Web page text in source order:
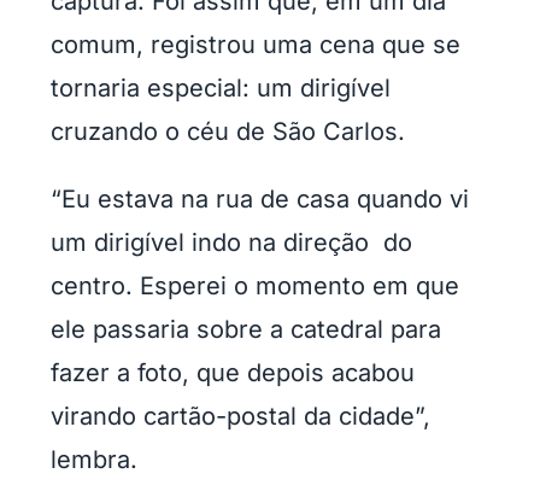
comum, registrou uma cena que se
tornaria especial: um dirigível
cruzando o céu de São Carlos.
“Eu estava na rua de casa quando vi
um dirigível indo na direção do
centro. Esperei o momento em que
ele passaria sobre a catedral para
fazer a foto, que depois acabou
virando cartão-postal da cidade”,
lembra.